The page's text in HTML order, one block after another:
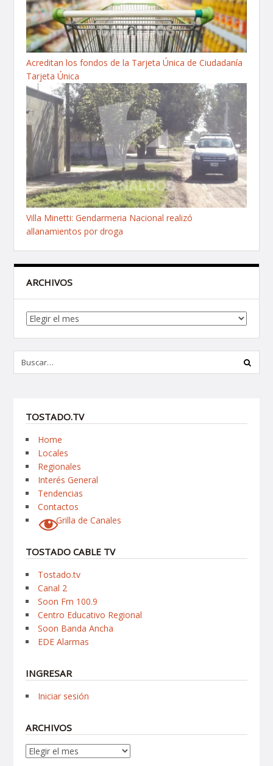
Acreditan los fondos de la Tarjeta Única de Ciudadanía
Tarjeta Única
Villa Minetti: Gendarmeria Nacional realizó
allanamientos por droga
ARCHIVOS
Archivos
TOSTADO.TV
Home
Locales
Regionales
Interés General
Tendencias
Contactos
Grilla de Canales
TOSTADO CABLE TV
Tostado.tv
Canal 2
Soon Fm 100.9
Centro Educativo Regional
Soon Banda Ancha
EDE Alarmas
INGRESAR
Iniciar sesión
ARCHIVOS
Archivos